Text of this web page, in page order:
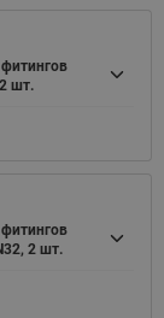
шт.
2 шт.